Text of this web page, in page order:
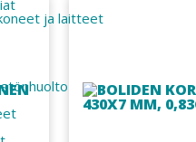
ja laitteet